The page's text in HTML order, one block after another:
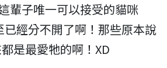
輩子唯一可以接受的貓咪
已經分不開了啊！那些原本說
是最愛牠的啊！XD